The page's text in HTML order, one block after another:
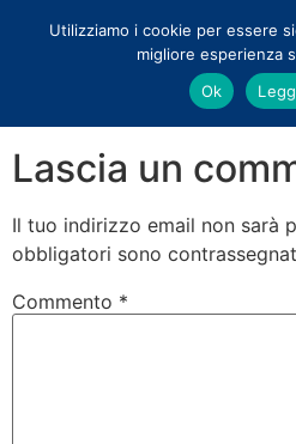
Lascia un
Il tuo indirizzo email non sarà
obbligatori sono
Commento *
Utilizziamo i cookie per essere
migliore esperienza
Ok